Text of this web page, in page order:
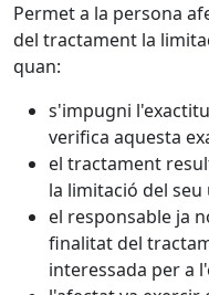
Permet a la persona
del tractament la
quan:
s'impugni
verifica aquesta
el tractament
la limitació del seu
el responsable ja
finalitat del
interessada per a